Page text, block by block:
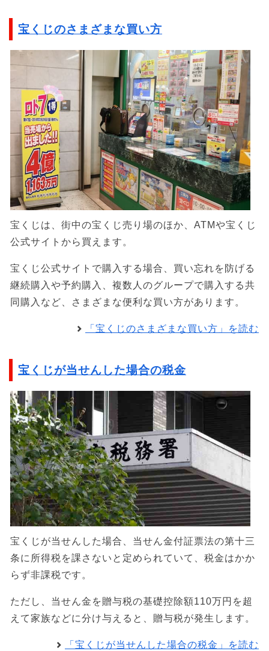
宝くじのさまざまな買い方
宝くじは、街中の宝くじ売り場のほか、ATMや宝くじ
公式サイトから買えます。
宝くじ公式サイトで購入する場合、買い忘れを防げる
継続購入や予約購入、複数人のグループで購入する共
同購入など、さまざまな便利な買い方があります。
「宝くじのさまざまな買い方」を読む
宝くじが当せんした場合の税金
宝くじが当せんした場合、当せん金付証票法の第十三
条に所得税を課さないと定められていて、税金はかか
らず非課税です。
ただし、当せん金を贈与税の基礎控除額110万円を超
えて家族などに分け与えると、贈与税が発生します。
「宝くじが当せんした場合の税金」を読む